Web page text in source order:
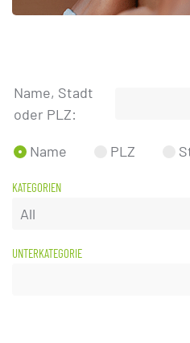
Name, Stadt
oder PLZ:
Name PLZ
KATEGORIEN
UNTERKATEGORIE